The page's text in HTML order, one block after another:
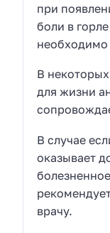
при
боли в
необходимо
В
для жизни
В случае
оказывает
врачу.